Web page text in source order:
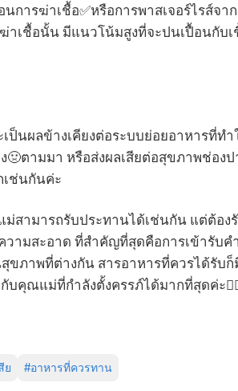
ารฆ่าเชื้อ✅หรือการพาสเจอร์ไรส์จา
าเชื้อนั้น มีแนวโน้มสูงที่จะปนเปื้อนกับ
นผลข้างเคียงต่อระบบย่อยอาหารที่ท
🤢ตามมา หรือส่งผลเสียต่อสุขภาพช่อง
เช่นกันค่ะ
สามารถรับประทานได้เช่นกัน แต่ต้อ
ามสะอาด ที่สำคัญที่สุดคือการเข้ารับ
ขภาพที่ต่างกัน สารอาหารที่ควรได้รับ
บคุณแม่ที่กำลังตั้งครรภ์ได้มากที่สุดค่ะ
ย #อาหารที่ควรทาน